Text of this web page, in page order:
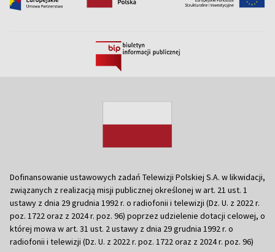
Dofinansowanie ustawowych zadań Telewizji Polskiej S.A. w likwidacji,
związanych z realizacją misji publicznej określonej w art. 21 ust. 1
ustawy z dnia 29 grudnia 1992 r. o radiofonii i telewizji (Dz. U. z 2022 r.
poz. 1722 oraz z 2024 r. poz. 96) poprzez udzielenie dotacji celowej, o
której mowa w art. 31 ust. 2 ustawy z dnia 29 grudnia 1992 r. o
radiofonii i telewizji (Dz. U. z 2022 r. poz. 1722 oraz z 2024 r. poz. 96)